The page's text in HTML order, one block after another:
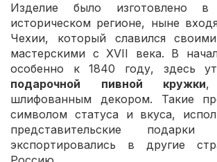
Изделие было изготовлено в
историческом регионе, ныне
Чехии, который славился
мастерскими с XVII века. В
особенно к 1840 году, здесь
подарочной пивной кружки,
шлифованным декором. Такие
символом статуса и вкуса,
представительские
экспортировались в другие